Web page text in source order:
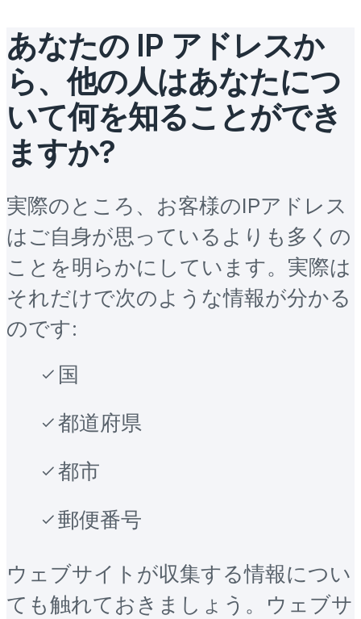
あなたの IP アドレスか
ら、他の人はあなたにつ
いて何を知ることができ
ますか?
実際のところ、お客様のIPアドレス
はご自身が思っているよりも多くの
ことを明らかにしています。実際は
それだけで次のような情報が分かる
のです:
国
都道府県
都市
郵便番号
ウェブサイトが収集する情報につい
ても触れておきましょう。ウェブサ